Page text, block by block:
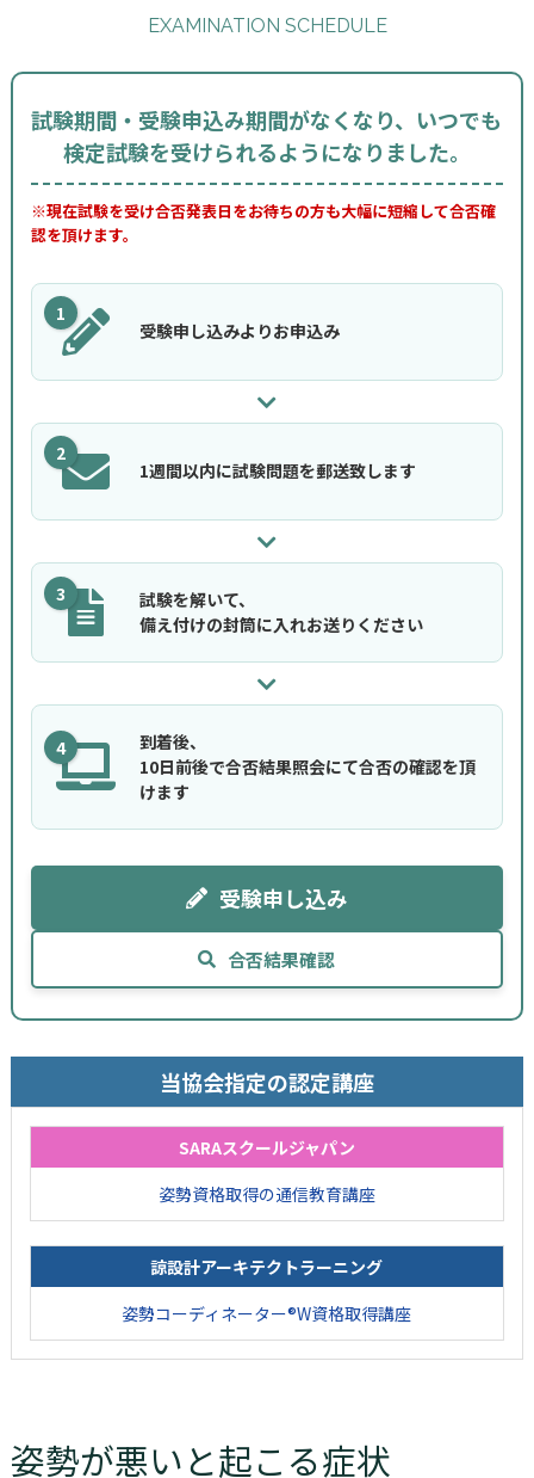
EXAMINATION SCHEDULE
試験期間・受験申込み期間がなくなり、いつでも
検定試験を受けられるようになりました。
※現在試験を受け合否発表日をお待ちの方も大幅に短縮して合否確
認を頂けます。
1
受験申し込みよりお申込み
2
1週間以内に試験問題を郵送致します
3
試験を解いて、
備え付けの封筒に入れお送りください
4
到着後、
10日前後で合否結果照会にて合否の確認を頂
けます
受験申し込み
合否結果確認
当協会指定の認定講座
SARAスクールジャパン
姿勢資格取得の通信教育講座
諒設計アーキテクトラーニング
姿勢コーディネーター®W資格取得講座
姿勢が悪いと起こる症状